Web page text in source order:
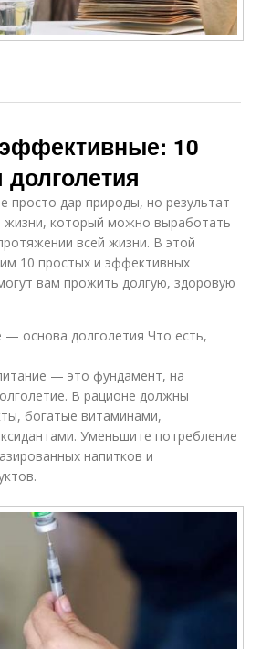
10
просто дар природы, но результат
жизни, который можно выработать
всей жизни. В этой
10 простых и эффективных
вам прожить долгую, здоровую
— основа долголетия Что есть,
— это фундамент, на
В рационе должны
богатые витаминами,
Уменьшите потребление
напитков и